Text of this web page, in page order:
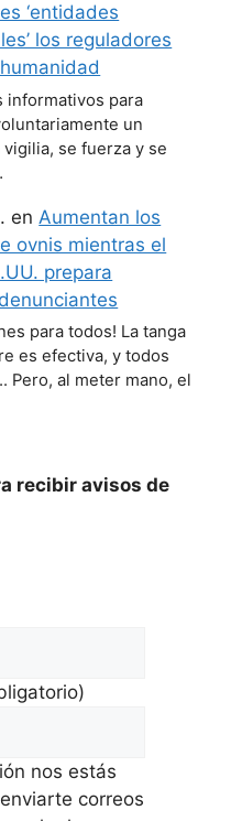
‘entidades
los reguladores
informativos para
un
se fuerza y se
en Aumentan los
ovnis mientras el
prepara
para todos! La tanga
es efectiva, y todos
Pero, al meter mano, el
recibir avisos de
nos estás
correos